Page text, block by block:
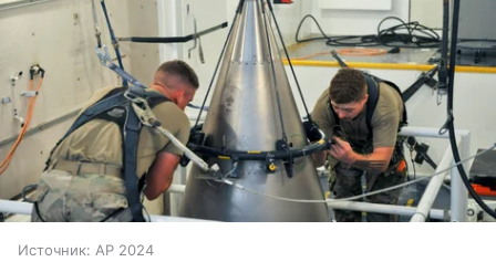
Источник: AP 2024